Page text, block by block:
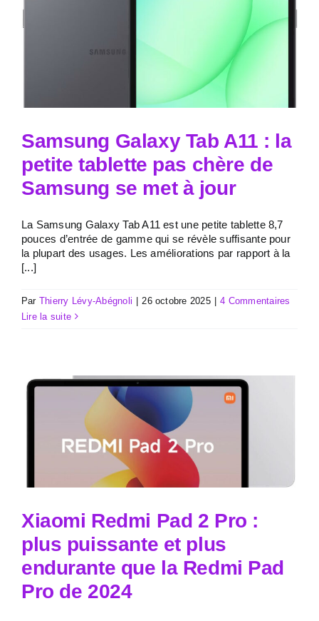
Samsung Galaxy Tab A11 : la
petite tablette pas chère de
Samsung se met à jour
La Samsung Galaxy Tab A11 est une petite tablette 8,7
pouces d’entrée de gamme qui se révèle suffisante pour
la plupart des usages. Les améliorations par rapport à la
[...]
Par Thierry Lévy-Abégnoli | 26 octobre 2025 | 4 Commentaires
Lire la suite
Xiaomi Redmi Pad 2 Pro :
plus puissante et plus
endurante que la Redmi Pad
Pro de 2024